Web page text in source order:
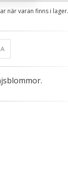
när varan finns i lager.